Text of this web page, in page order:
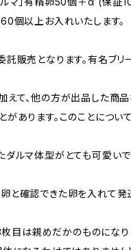
個以上お入れいたします。
販売となります。有名ブリ
えて、他の方が出品した商
があります。このことについ
ダルマ体型がとても可愛いで
と確認できた卵を入れて発
目は親めだかのものになり